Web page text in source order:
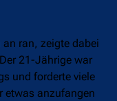
ran, zeigte dabei
21-Jährige war
und forderte viele
etwas anzufangen